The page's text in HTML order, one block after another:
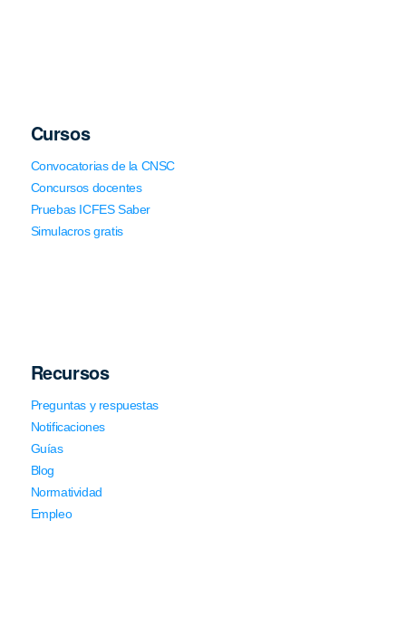
Cursos
Convocatorias de la CNSC
Concursos docentes
Pruebas ICFES Saber
Simulacros gratis
Recursos
Preguntas y respuestas
Notificaciones
Guías
Blog
Normatividad
Empleo